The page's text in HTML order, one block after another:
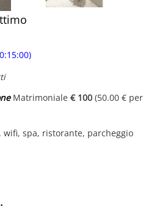
Matrimoniale € 100 (50.00 € per
wifi, spa, ristorante, parcheggio